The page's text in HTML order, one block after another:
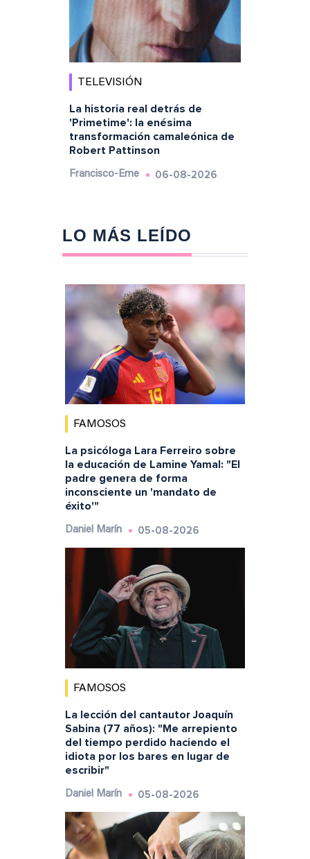
TELEVISIÓN
La historia real detrás de
'Primetime': la enésima
transformación camaleónica de
Robert Pattinson
Francisco-Eme 06-08-2026
LO MÁS LEÍDO
FAMOSOS
La psicóloga Lara Ferreiro sobre
la educación de Lamine Yamal: "El
padre genera de forma
inconsciente un 'mandato de
éxito'"
Daniel Marín 05-08-2026
FAMOSOS
La lección del cantautor Joaquín
Sabina (77 años): "Me arrepiento
del tiempo perdido haciendo el
idiota por los bares en lugar de
escribir"
Daniel Marín 05-08-2026